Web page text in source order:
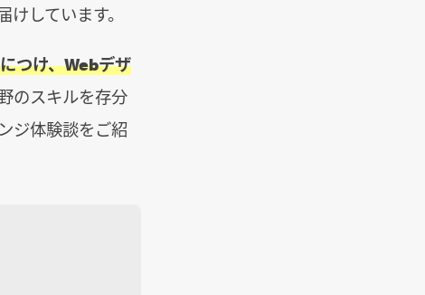
しています。
つけ、Webデザ
のスキルを存分
ジ体験談をご紹